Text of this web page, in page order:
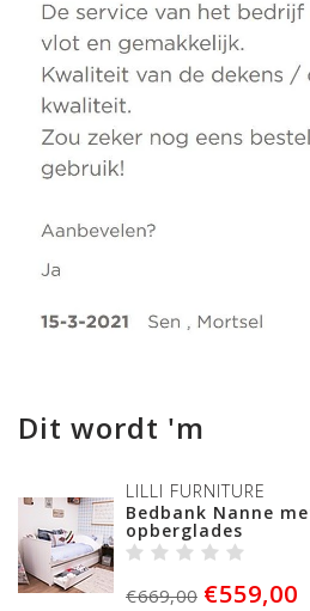
Dit wordt 'm
LILLI FURNITURE
Bedbank Nanne
opberglades
€669,00 €559,00